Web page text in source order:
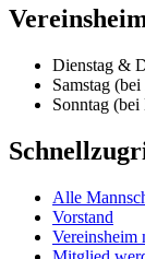
Dienstag &
Samstag
Sonntag
Alle
Vorstand
Vereinsheim